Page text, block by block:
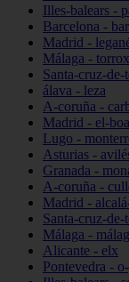
Illes-balears -
Barcelona -
Madrid -
Málaga - torrox
Santa-cruz-
álava - leza
A-coruña -
Madrid - el-
Lugo -
Asturias -
Granada -
A-coruña -
Madrid -
Santa-cruz-
Málaga -
Alicante - elx
Pontevedra -